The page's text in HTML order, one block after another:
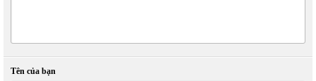
Tên của bạn